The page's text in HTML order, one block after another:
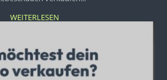
WEITERLESEN